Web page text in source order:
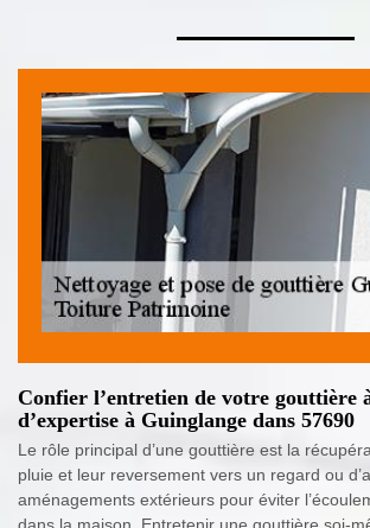
Confier l’entretien de votre gouttière
d’expertise à Guinglange dans 57690
Le rôle principal d’une gouttière est la
pluie et leur reversement vers un regard ou
aménagements extérieurs pour éviter